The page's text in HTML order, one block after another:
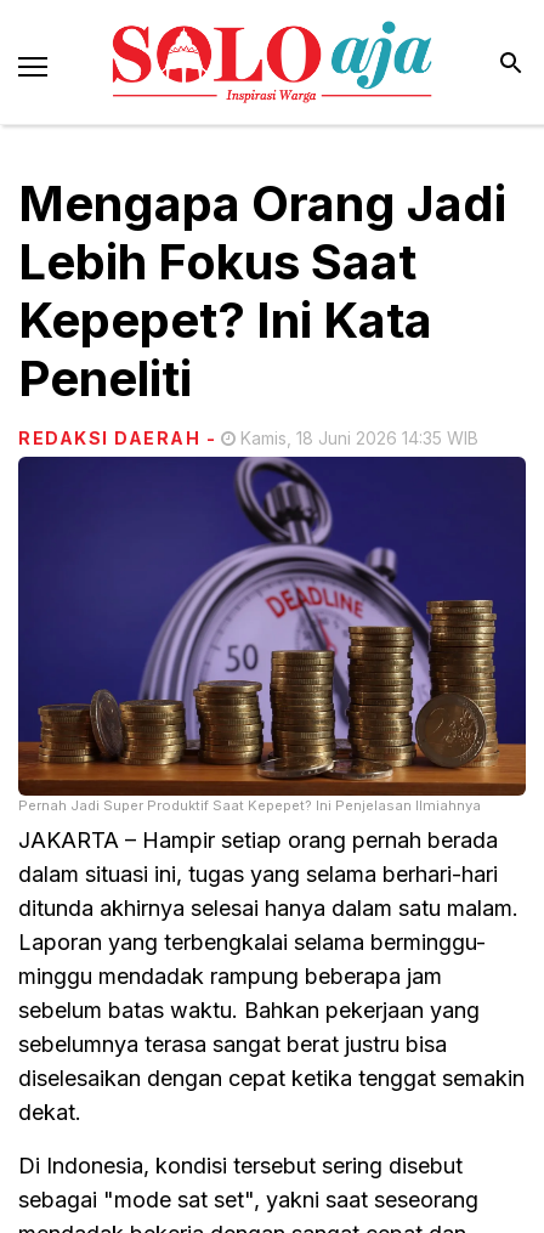
Mengapa Orang Jadi
Lebih Fokus Saat
Kepepet? Ini Kata
Peneliti
REDAKSI DAERAH - Kamis, 18 Juni 2026 14:35 WIB
Pernah Jadi Super Produktif Saat Kepepet? Ini Penjelasan Ilmiahnya
JAKARTA – Hampir setiap orang pernah berada
dalam situasi ini, tugas yang selama berhari-hari
ditunda akhirnya selesai hanya dalam satu malam.
Laporan yang terbengkalai selama berminggu-
minggu mendadak rampung beberapa jam
sebelum batas waktu. Bahkan pekerjaan yang
sebelumnya terasa sangat berat justru bisa
diselesaikan dengan cepat ketika tenggat semakin
dekat.
Di Indonesia, kondisi tersebut sering disebut
sebagai "mode sat set", yakni saat seseorang